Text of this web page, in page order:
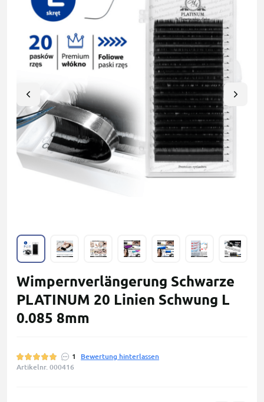
Wimpernverlängerung Schwarze
PLATINUM 20 Linien Schwung L
0.085 8mm
1
Bewertung hinterlassen
Artikelnr. 000416